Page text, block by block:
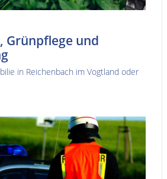
Grünpflege und
in Reichenbach im Vogtland oder